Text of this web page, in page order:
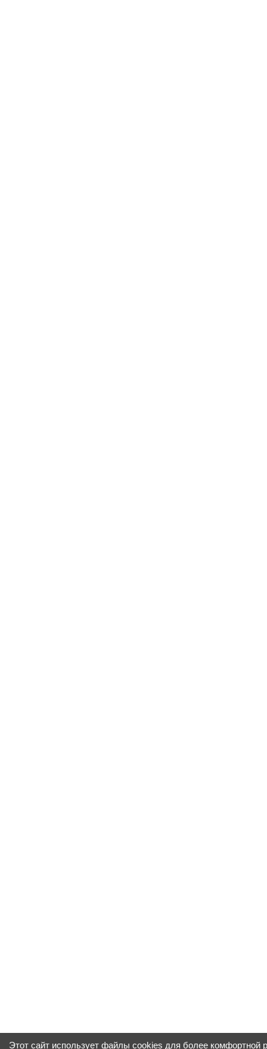
Этот сайт использует файлы cookies для более комфортной